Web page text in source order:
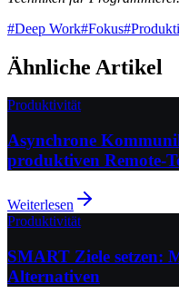
#Deep Work#Fokus#
Ähnliche Artikel
Produktivität
Asynchrone
produktiven Remote-
Weiterlesen
Produktivität
SMART Ziele setzen:
Alternativen